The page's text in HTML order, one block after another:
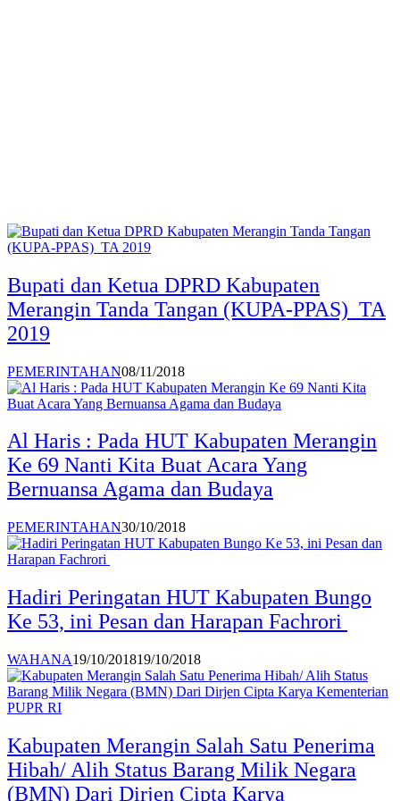
Bupati dan Ketua DPRD Kabupaten
Merangin Tanda Tangan (KUPA-PPAS) TA
2019
PEMERINTAHAN08/11/2018
Al Haris : Pada HUT Kabupaten Merangin
Ke 69 Nanti Kita Buat Acara Yang
Bernuansa Agama dan Budaya
PEMERINTAHAN30/10/2018
Hadiri Peringatan HUT Kabupaten Bungo
Ke 53, ini Pesan dan Harapan Fachrori
WAHANA19/10/201819/10/2018
Kabupaten Merangin Salah Satu Penerima
Hibah/ Alih Status Barang Milik Negara
(BMN) Dari Dirjen Cipta Karya